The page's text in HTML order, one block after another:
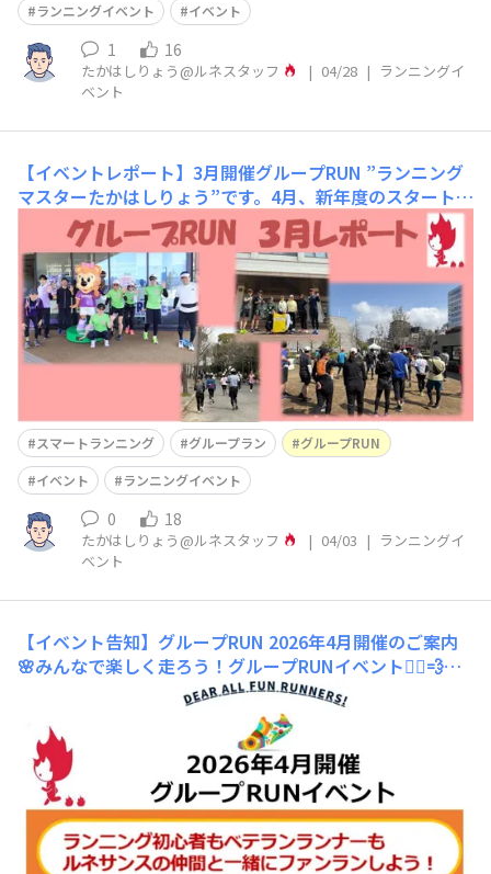
ランニングイベント
イベント
1 16
たかはしりょう@ルネスタッフ | 04/28 | ランニングイ
ベント
【イベントレポート】3月開催グループRUN ”ランニング
マスターたかはしりょう”です。​4月、新年度のスタートと
ともに、一歩踏み出したくなる季節がやってきました。桜
も咲き、走ることで季節の変化を全身で感じられる日も増
えてきました。皆さん、今も気持ちよくファンランできて
いますか？これから夏にかけては暑さも厳しくなってきま
す。気候が安定している“
スマートランニング グループラン
グループRUN
イベント
ランニングイベント
0 18
たかはしりょう@ルネスタッフ | 04/03 | ランニングイ
ベント
【イベント告知】グループRUN 2026年4月開催のご案内
🌸みんなで楽しく走ろう！グループRUNイベント🏃‍♀️💨新
緑がまぶしい季節、心も体も軽やかに！🌿✨4月も『グル
ープRUNイベント』を各地で開催します🏃‍♂️🏃‍♀️💨グループ
RUNは、それぞれの走力に合わせて無理なく楽しめる“フ
ァンラン”イベント🌈美しい景色を眺めたり、仲間との会
話を楽しみながら走れ